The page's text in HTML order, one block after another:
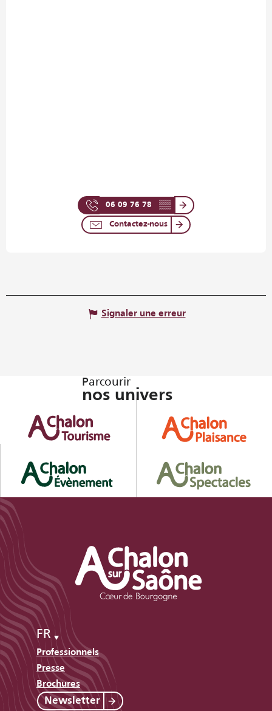
06 09 76 78 ▒▒
Contactez-nous
Signaler une erreur
Parcourir
nos univers
FR
Professionnels
Presse
Brochures
Newsletter